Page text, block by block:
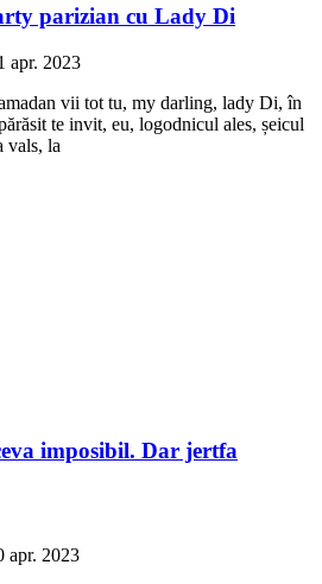
parizian cu Lady Di
apr. 2023
vii tot tu, my darling, lady Di, în
te invit, eu, logodnicul ales, șeicul
vals, la
imposibil. Dar jertfa
apr. 2023